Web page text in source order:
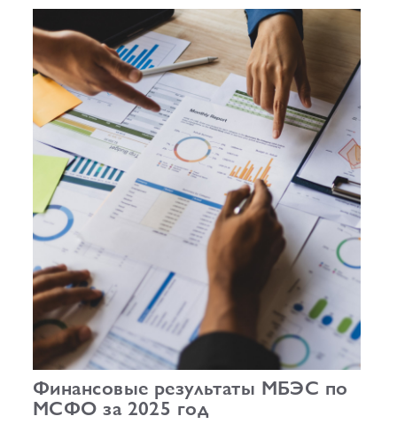
прогноз «Стабильный», и по
национальной шкале для Российской
Федерации на уровне AAA(RU), прогноз
«Стабильный». Также подтвержден
рейтинг облигаций МБЭС серий 001Р-02
(RU000A101RJ7), 002Р-03 (RU000A108Q03)
и 002Р-04 (RU000A10CC99) на уровне
AAA(RU).
Финансовые результаты МБЭС по
МСФО за 2025 год